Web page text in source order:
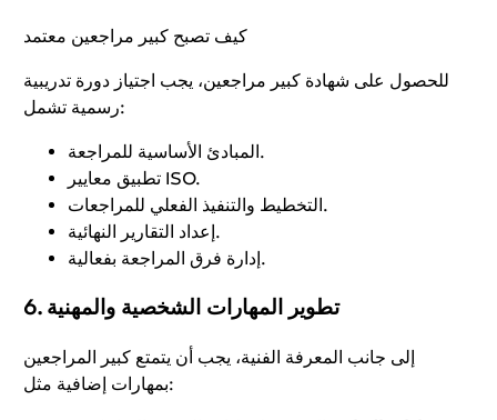
كيف تصبح كبير مراجعين معتمد
للحصول على شهادة كبير مراجعين، يجب اجتياز دورة تدريبية
رسمية تشمل:
المبادئ الأساسية للمراجعة.
تطبيق معايير ISO.
التخطيط والتنفيذ الفعلي للمراجعات.
إعداد التقارير النهائية.
إدارة فرق المراجعة بفعالية.
6. تطوير المهارات الشخصية والمهنية
إلى جانب المعرفة الفنية، يجب أن يتمتع كبير المراجعين
بمهارات إضافية مثل: